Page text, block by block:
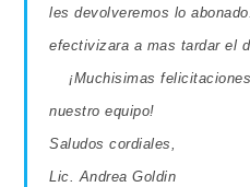
les devolveremos lo
efectivizara a mas tardar el
¡Muchisimas f
nuestro equipo!
Saludos cordiales,
Lic. Andrea Goldin